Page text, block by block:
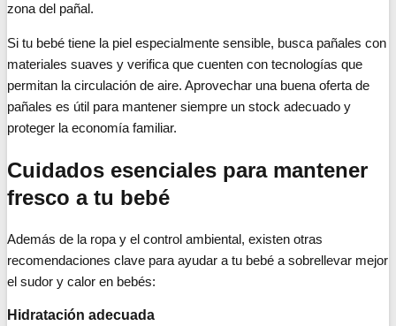
zona del pañal.
Si tu bebé tiene la piel especialmente sensible, busca pañales con
materiales suaves y verifica que cuenten con tecnologías que
permitan la circulación de aire. Aprovechar una buena oferta de
pañales es útil para mantener siempre un stock adecuado y
proteger la economía familiar.
Cuidados esenciales para mantener
fresco a tu bebé
Además de la ropa y el control ambiental, existen otras
recomendaciones clave para ayudar a tu bebé a sobrellevar mejor
el sudor y calor en bebés:
Hidratación adecuada